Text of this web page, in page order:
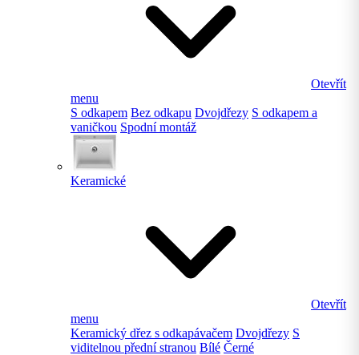
Otevřít
menu
S odkapem Bez odkapu Dvojdřezy S odkapem a
vaničkou Spodní montáž
Keramické
Otevřít
menu
Keramický dřez s odkapávačem Dvojdřezy S
viditelnou přední stranou Bílé Černé